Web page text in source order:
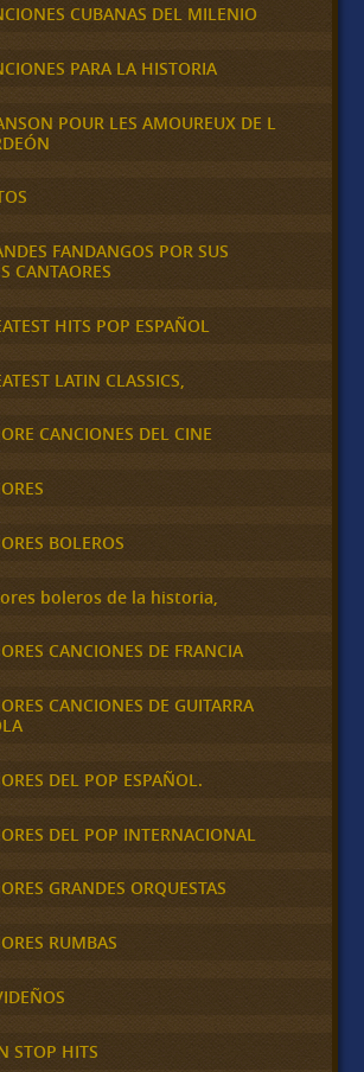
CUBANAS DEL MILENIO
PARA LA HISTORIA
POUR LES AMOUREUX DE L
FANDANGOS POR SUS
CANTAORES
HITS POP ESPAÑOL
LATIN CLASSICS,
CANCIONES DEL CINE
BOLEROS
boleros de la historia,
CANCIONES DE FRANCIA
CANCIONES DE GUITARRA
DEL POP ESPAÑOL.
DEL POP INTERNACIONAL
GRANDES ORQUESTAS
RUMBAS
STOP HITS